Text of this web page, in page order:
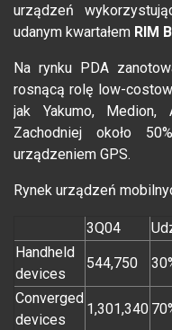
urządzeń
udanym kwartałem RIM
Na rynku PDA
rosnącą rolę low-
jak Yakumo, Medion,
Zachodniej około
urządzeniem GPS.
Rynek urządzeń
3Q04
Handheld
devices
544,750
Converged
devices
1,301,340